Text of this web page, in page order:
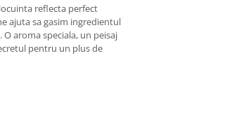
reflecta perfect
ajuta sa gasim ingredientul
aroma speciala, un peisaj
pentru un plus de